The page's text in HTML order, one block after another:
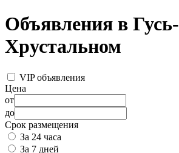
Объявления в Гусь-
Хрустальном
VIP объявления
Цена
от
до
Срок размещения
За 24 часа
За 7 дней